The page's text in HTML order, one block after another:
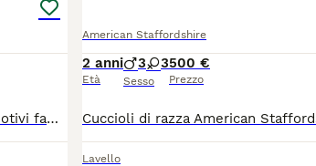
Vendo amstaff americano urgente il prima possibile per motivi famigliari il cane ha microchip vaccini sverminata la cucciola è brava ha 8mesi il cane è iscritto al anagrafe canina disponibile da subito vendo urgente mi trovo a Montemurlo solo persone serie prezzo 300€ ne possiamo parlare sul prezzo
American Staffordshire
2 anni
Età
3 3
Sesso
500 €
Prezzo
Lavello